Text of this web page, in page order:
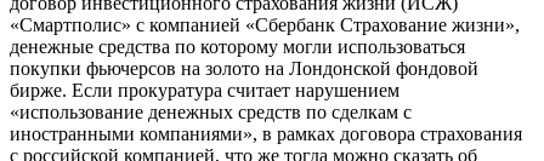
«Смартполис» с компанией «Сбербанк Страхование жизни»,
денежные средства по которому могли использоваться
покупки фьючерсов на золото на Лондонской фондовой
бирже. Если прокуратура считает нарушением
«использование денежных средств по сделкам с
иностранными компаниями», в рамках договора страхования
с российской компанией, что же тогда можно сказать об